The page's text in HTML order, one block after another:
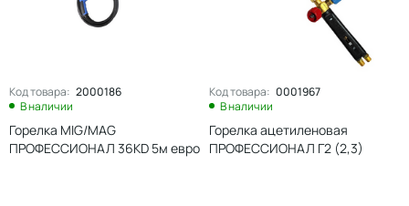
Код товара: 2000186
В наличии
Горелка MIG/MAG
ПРОФЕССИОНАЛ 36КD 5м евро
Код товара: 0001967
В наличии
Горелка ацетиленовая
ПРОФЕССИОНАЛ Г2 (2,3)